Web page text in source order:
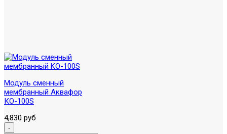
Модуль сменный
мембранный Аквафор
КО-100S
4,830 руб